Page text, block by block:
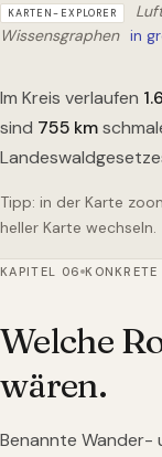
KARTEN-EXPLORER
Wissensgraphen in
Im Kreis verlaufen
sind 755 km
Tipp: in der Karte
heller Karte wechseln.
KAPITEL 06
Welche
wären.
Benannte Wander-